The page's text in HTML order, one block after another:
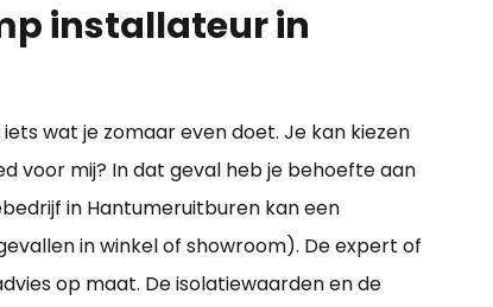
installateur in
wat je zomaar even doet. Je kan kiezen
voor mij? In dat geval heb je behoefte aan
in Hantumeruitburen kan een
in winkel of showroom). De expert of
op maat. De isolatiewaarden en de